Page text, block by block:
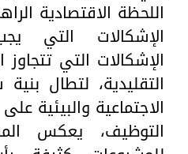
اللحظة الاقتصادية
الإشكالات التي
الإشكالات التي تتجاوز
التقليدية، لتطال
الاجتماعية والبيئية
التوظيف، يعكس